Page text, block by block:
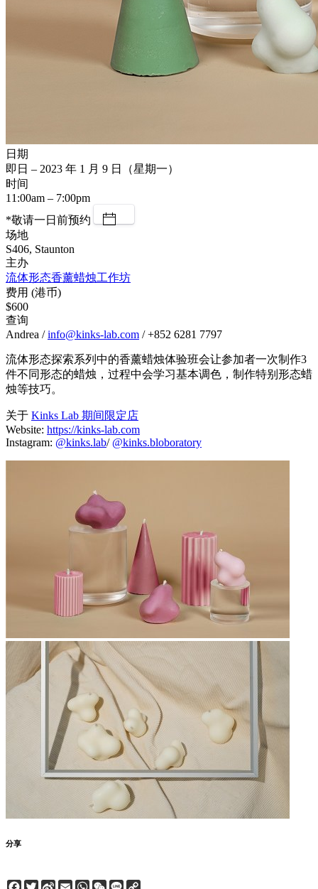
日期
即日 – 2023 年 1 月 9 日（星期一）
时间
11:00am – 7:00pm
*敬请一日前预约
场地
S406, Staunton
主办
流体形态香薰蜡烛工作坊
费用 (港币)
$600
查询
Andrea /info@kinks-lab.com / +852 6281 7797
流体形态探索系列中的香薰蜡烛体验班会让参加者一次制作3
件不同形态的蜡烛，过程中会学习基本调色，制作特别形态蜡
烛等技巧。
关于 Kinks Lab 期间限定店
Website: https://kinks-lab.com
Instagram: @kinks.lab/ @kinks.bloboratory
分享
Facebook
Twitter
Sina EmailWhatsApp
WeChat
Line